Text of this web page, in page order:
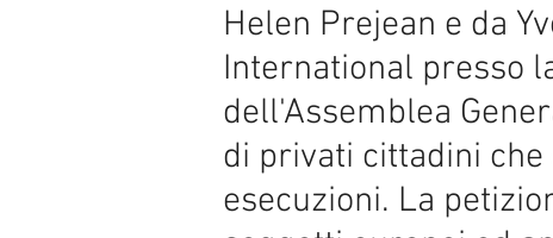
Helen Prejean e da
International presso
dell'Assemblea
di privati cittadini
esecuzioni. La